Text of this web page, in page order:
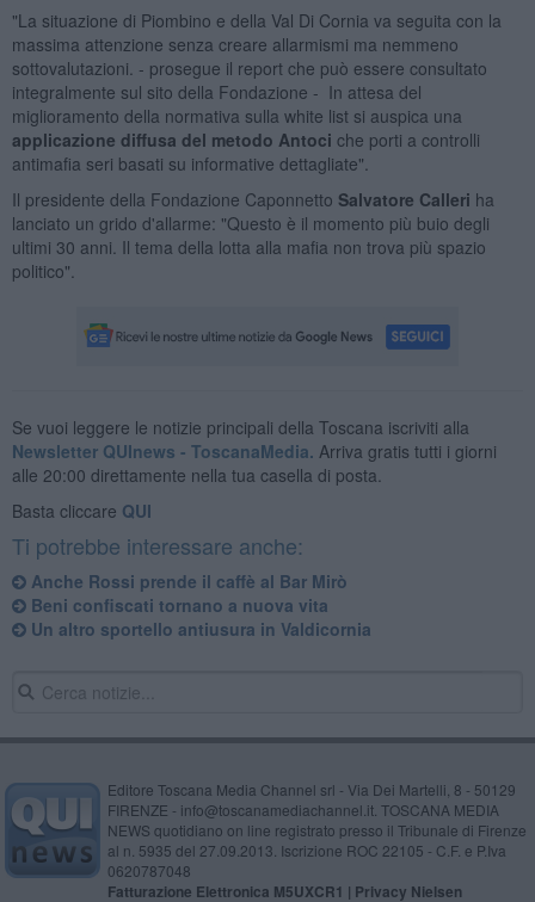
"La situazione di Piombino e della Val Di Cornia va seguita con la
massima attenzione senza creare allarmismi ma nemmeno
sottovalutazioni. - prosegue il report che può essere consultato
integralmente sul sito della Fondazione - In attesa del
miglioramento della normativa sulla white list si auspica una
applicazione diffusa del metodo Antoci che porti a controlli
antimafia seri basati su informative dettagliate".
Il presidente della Fondazione Caponnetto Salvatore Calleri ha
lanciato un grido d'allarme: "Questo è il momento più buio degli
ultimi 30 anni. Il tema della lotta alla mafia non trova più spazio
politico".
Se vuoi leggere le notizie principali della Toscana iscriviti alla
Newsletter QUInews - ToscanaMedia. Arriva gratis tutti i giorni
alle 20:00 direttamente nella tua casella di posta.
Basta cliccare QUI
Ti potrebbe interessare anche:
Anche Rossi prende il caffè al Bar Mirò
Beni confiscati tornano a nuova vita
Un altro sportello antiusura in Valdicornia
Editore Toscana Media Channel srl - Via Dei Martelli, 8 - 50129
FIRENZE - info@toscanamediachannel.it. TOSCANA MEDIA
NEWS quotidiano on line registrato presso il Tribunale di Firenze
al n. 5935 del 27.09.2013. Iscrizione ROC 22105 - C.F. e P.Iva
0620787048
Fatturazione Elettronica M5UXCR1 | Privacy Nielsen